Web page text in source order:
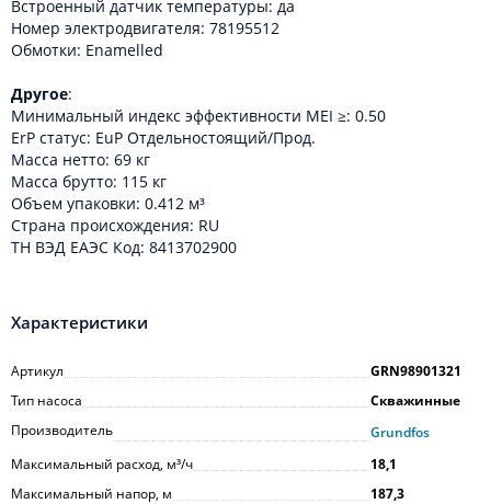
Встроенный датчик температуры: да
Номер электродвигателя: 78195512
Обмотки: Enamelled
Другое:
Минимальный индекс эффективности MEI ≥: 0.50
ErP статус: EuP Отдельностоящий/Прод.
Масса нетто: 69 кг
Масса брутто: 115 кг
Объем упаковки: 0.412 м³
Cтрана происхождения: RU
ТН ВЭД ЕАЭС Код: 8413702900
Характеристики
Артикул
GRN98901321
Тип насоса
Скважинные
Производитель
Grundfos
Максимальный расход, м³/ч
18,1
Максимальный напор, м
187,3